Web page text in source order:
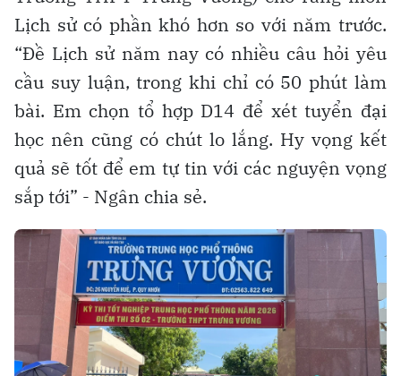
Lịch sử có phần khó hơn so với năm trước.
“Đề Lịch sử năm nay có nhiều câu hỏi yêu
cầu suy luận, trong khi chỉ có 50 phút làm
bài. Em chọn tổ hợp D14 để xét tuyển đại
học nên cũng có chút lo lắng. Hy vọng kết
quả sẽ tốt để em tự tin với các nguyện vọng
sắp tới” - Ngân chia sẻ.